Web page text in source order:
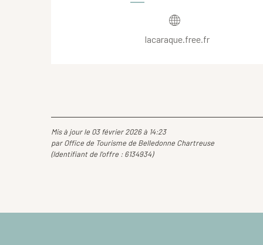
lacaraque.free.fr
Mis à jour le 03 février 2026 à 14:23
par Office de Tourisme de Belledonne Chartreuse
(Identifiant de l'offre : 6134934)